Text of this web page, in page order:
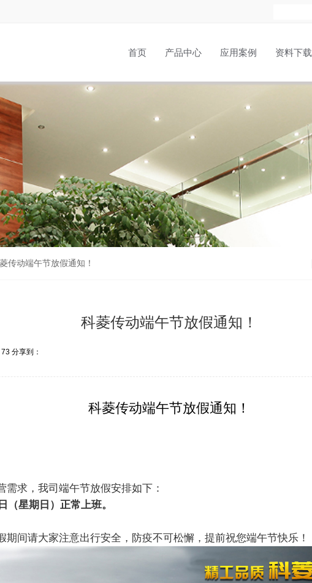
首页 产品中心 应用案例 资料下载
传动端午节放假通知！
科菱传动端午节放假通知！
73 分享到：
科菱传动端午节放假通知！
求，我司端午节放假安排如下：
（星期日）正常上班。
期间请大家注意出行安全，防疫不可松懈，提前祝您端午节快乐！